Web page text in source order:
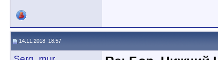
14.11.2018, 18:57